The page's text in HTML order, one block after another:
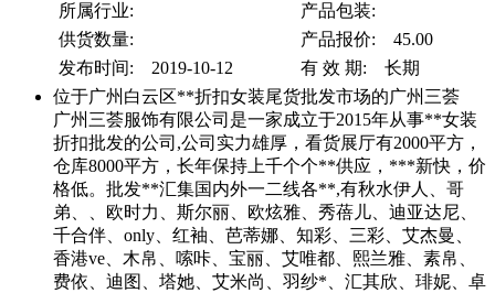
所属行业:
产品包装:
供货数量:
产品报价: 45.00
发布时间: 2019-10-12
有 效 期: 长期
位于广州白云区**折扣女装尾货批发市场的广州三荟
广州三荟服饰有限公司是一家成立于2015年从事**女装
折扣批发的公司,公司实力雄厚，看货展厅有2000平方，
仓库8000平方，长年保持上千个个**供应，***新快，价
格低。批发**汇集国内外一二线各**,有秋水伊人、哥
弟、、欧时力、斯尔丽、欧炫雅、秀蓓儿、迪亚达尼、
千合伴、only、红袖、芭蒂娜、知彩、三彩、艾杰曼、
香港ve、木帛、嗦咔、宝丽、艾唯都、熙兰雅、素帛、
费依、迪图、塔她、艾米尚、羽纱*、汇其欣、琲妮、卓